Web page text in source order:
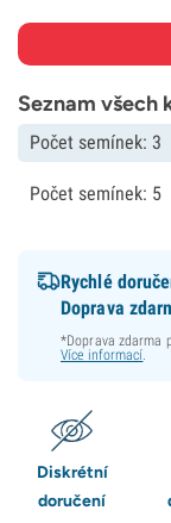
Seznam všech
Počet semínek: 3
Počet semínek: 5
Rychlé
Doprava
*Doprava zdarma
Více informací.
Diskrétní
doručení